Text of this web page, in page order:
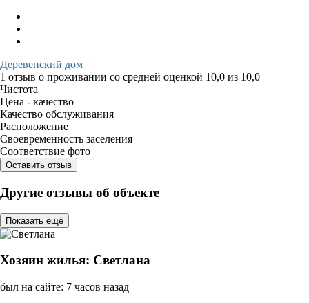
Деревенский дом
1 отзыв о проживании со средней оценкой 10,0 из 10,0
Чистота
Цена - качество
Качество обслуживания
Расположение
Своевременность заселения
Соответствие фото
Оставить отзыв
Другие отзывы об объекте
Показать ещё
Хозяин жилья: Светлана
был на сайте: 7 часов назад